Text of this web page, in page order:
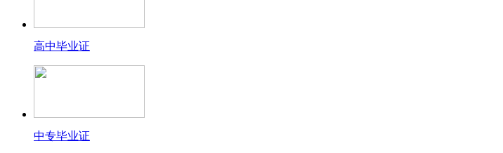
高中毕业证
中专毕业证